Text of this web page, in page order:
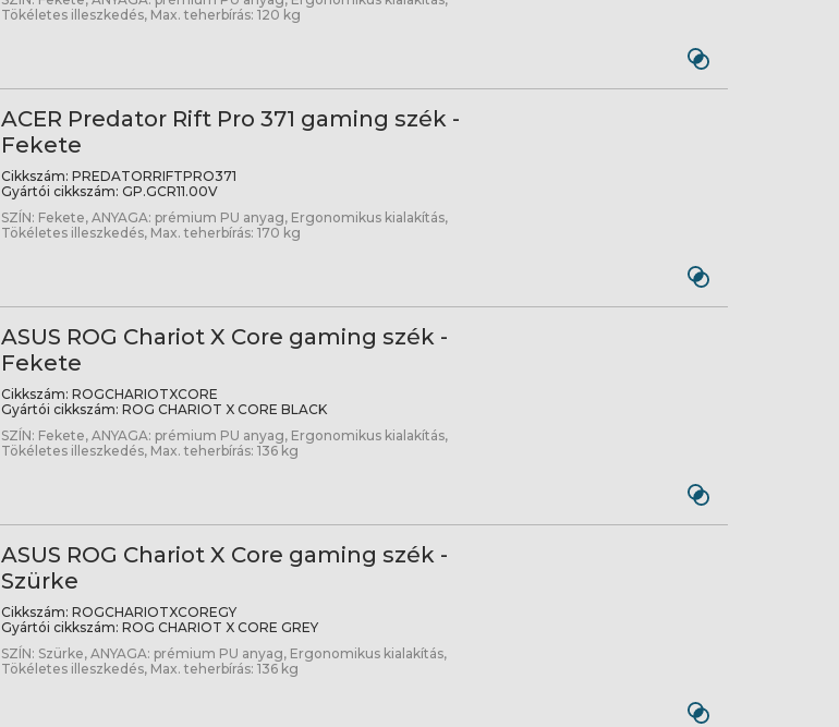
Tökéletes illeszkedés, Max. teherbírás: 120 kg
ACER Predator Rift Pro 371 gaming szék -
Fekete
Cikkszám: PREDATORRIFTPRO371
Gyártói cikkszám: GP.GCR11.00V
SZÍN: Fekete, ANYAGA: prémium PU anyag, Ergonomikus kialakítás,
Tökéletes illeszkedés, Max. teherbírás: 170 kg
ASUS ROG Chariot X Core gaming szék -
Fekete
Cikkszám: ROGCHARIOTXCORE
Gyártói cikkszám: ROG CHARIOT X CORE BLACK
SZÍN: Fekete, ANYAGA: prémium PU anyag, Ergonomikus kialakítás,
Tökéletes illeszkedés, Max. teherbírás: 136 kg
ASUS ROG Chariot X Core gaming szék -
Szürke
Cikkszám: ROGCHARIOTXCOREGY
Gyártói cikkszám: ROG CHARIOT X CORE GREY
SZÍN: Szürke, ANYAGA: prémium PU anyag, Ergonomikus kialakítás,
Tökéletes illeszkedés, Max. teherbírás: 136 kg